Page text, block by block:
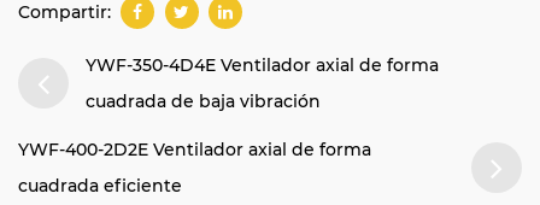
Compartir:
YWF-350-4D4E Ventilador axial de forma
cuadrada de baja vibración
YWF-400-2D2E Ventilador axial de forma
cuadrada eficiente